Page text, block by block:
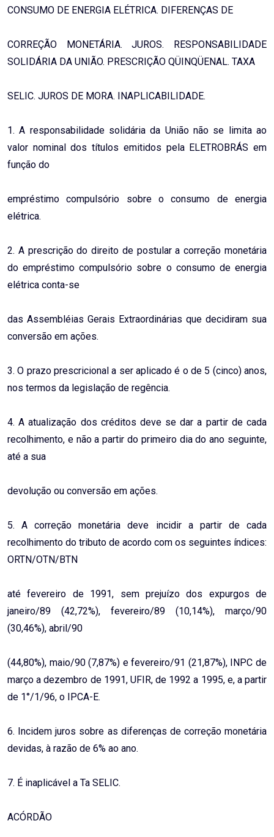
CONSUMO DE ENERGIA ELÉTRICA. DIFERENÇAS DE
CORREÇÃO MONETÁRIA. JUROS. RESPONSABILIDADE
SOLIDÁRIA DA UNIÃO. PRESCRIÇÃO QÜINQÜENAL. TAXA
SELIC. JUROS DE MORA. INAPLICABILIDADE.
1. A responsabilidade solidária da União não se limita ao
valor nominal dos títulos emitidos pela ELETROBRÁS em
função do
empréstimo compulsório sobre o consumo de energia
elétrica.
2. A prescrição do direito de postular a correção monetária
do empréstimo compulsório sobre o consumo de energia
elétrica conta-se
das Assembléias Gerais Extraordinárias que decidiram sua
conversão em ações.
3. O prazo prescricional a ser aplicado é o de 5 (cinco) anos,
nos termos da legislação de regência.
4. A atualização dos créditos deve se dar a partir de cada
recolhimento, e não a partir do primeiro dia do ano seguinte,
até a sua
devolução ou conversão em ações.
5. A correção monetária deve incidir a partir de cada
recolhimento do tributo de acordo com os seguintes índices:
ORTN/OTN/BTN
até fevereiro de 1991, sem prejuízo dos expurgos de
janeiro/89 (42,72%), fevereiro/89 (10,14%), março/90
(30,46%), abril/90
(44,80%), maio/90 (7,87%) e fevereiro/91 (21,87%), INPC de
março a dezembro de 1991, UFIR, de 1992 a 1995, e, a partir
de 1°/1/96, o IPCA-E.
6. Incidem juros sobre as diferenças de correção monetária
devidas, à razão de 6% ao ano.
7. É inaplicável a Ta SELIC.
ACÓRDÃO